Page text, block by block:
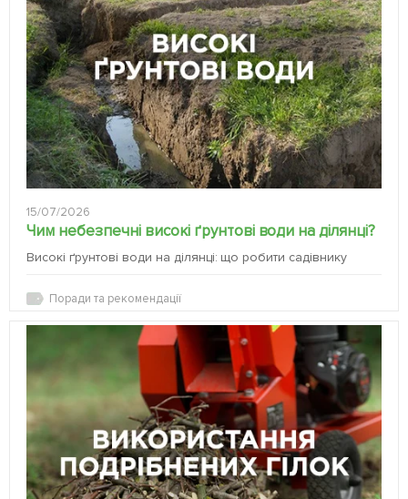
15/07/2026
Чим небезпечні високі ґрунтові води на ділянці?
Високі ґрунтові води на ділянці: що робити садівнику
Поради та рекомендації